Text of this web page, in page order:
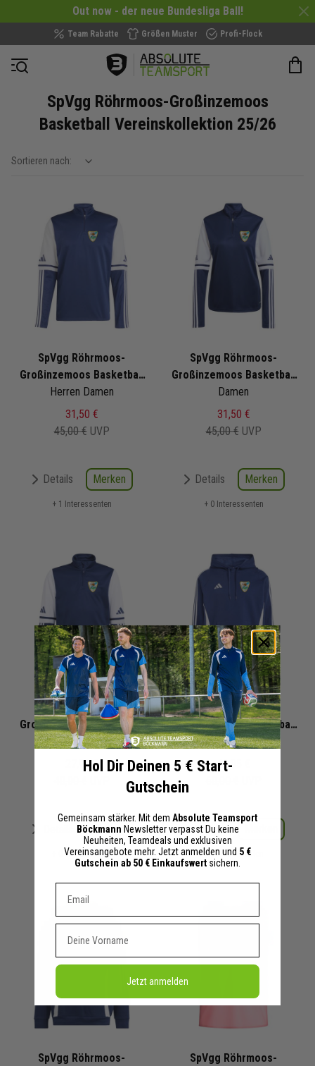
Out now - der neue Bundesliga Ball!
Team Rabatte Größen Muster Profi-Flock
Navigation öffnen
SpVgg Röhrmoos-Großinzemoos
Basketball Vereinskollektion 25/26
Sortieren nach: show filteroptions
SpVgg Röhrmoos-
Großinzemoos Basketball
Trainingstop 2025/2026
Herren Damen
31,50 €
45,00 € UVP
Details Merken
+ 1 Interessenten
SpVgg Röhrmoos-
Großinzemoos Basketball
Trainingstop 2025/2026
Damen
31,50 €
45,00 € UVP
Details Merken
+ 0 Interessenten
SpVgg Röhrmoos-
Großinzemoos Basketball
Trainingstop 2025/2026
Kinder
27,95 €
Merken
+ 0 Interessenten
SpVgg Röhrmoos-
Großinzemoos Basketball
Sweat Hoodie 2025/2026
Herren Damen
41,95 €
Details
+ 0 Interessenten
SpVgg Röhrmoos-
SpVgg Röhrmoos-
Hol Dir Deinen 5 € Start-
Gutschein
Gemeinsam stärker. Mit dem Absolute Teamsport
Böckmann Newsletter verpasst Du keine
Neuheiten, Teamdeals und exklusiven
Vereinsangebote mehr. Jetzt anmelden und 5 €
Gutschein ab 50 € Einkaufswert sichern.
Jetzt anmelden